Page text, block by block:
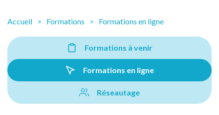
Accueil Formations Formations en ligne
Formations à venir
Formations en ligne
Réseautage